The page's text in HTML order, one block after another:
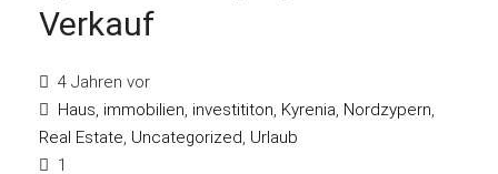
Verkauf
4 Jahren vor
Haus, immobilien, investititon, Kyrenia, Nordzypern,
Real Estate, Uncategorized, Urlaub
1